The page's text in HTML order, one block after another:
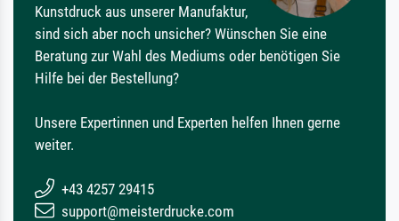
Kunstdruck aus unserer Manufaktur,
sind sich aber noch unsicher? Wünschen Sie eine
Beratung zur Wahl des Mediums oder benötigen Sie
Hilfe bei der Bestellung?
Unsere Expertinnen und Experten helfen Ihnen gerne
weiter.
+43 4257 29415
support@meisterdrucke.com